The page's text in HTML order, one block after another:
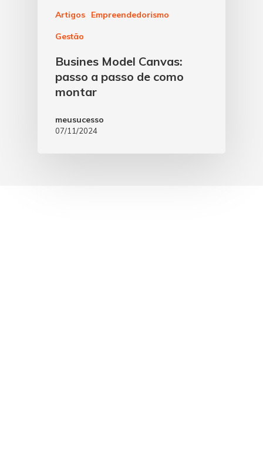
Artigos Empreendedorismo
Gestão
Busines Model Canvas:
passo a passo de como
montar
meusucesso
07/11/2024